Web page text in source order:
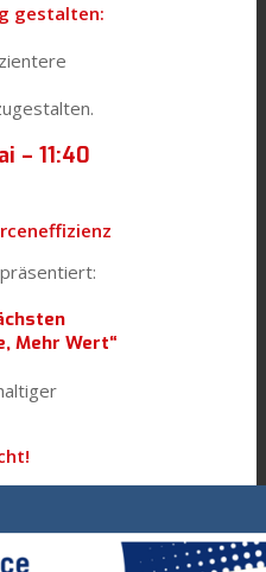
gestalten:
– 11:40
Mehr Wert“